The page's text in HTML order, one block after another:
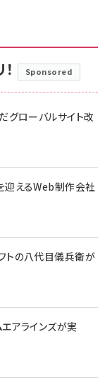
Sponsored
グローバルサイト改
迎えるWeb制作会社
トの八代目儀兵衛が
アラインズが実